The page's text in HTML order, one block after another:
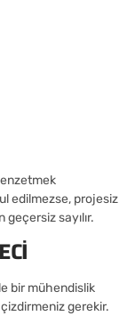
edilmezse, projesiz
geçersiz sayılır.
bir mühendislik
gerekir.